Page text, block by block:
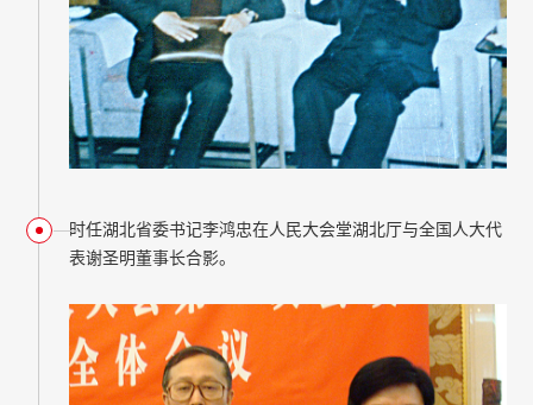
时任湖北省委书记李鸿忠在人民大会堂湖北厅与全国人大代
表谢圣明董事长合影。